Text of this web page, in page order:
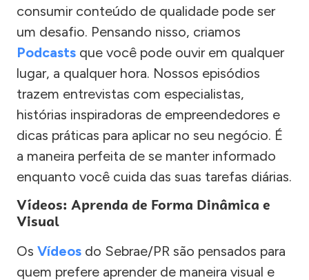
consumir conteúdo de qualidade pode ser
um desafio. Pensando nisso, criamos
Podcasts que você pode ouvir em qualquer
lugar, a qualquer hora. Nossos episódios
trazem entrevistas com especialistas,
histórias inspiradoras de empreendedores e
dicas práticas para aplicar no seu negócio. É
a maneira perfeita de se manter informado
enquanto você cuida das suas tarefas diárias.
Vídeos: Aprenda de Forma Dinâmica e
Visual
Os Vídeos do Sebrae/PR são pensados para
quem prefere aprender de maneira visual e